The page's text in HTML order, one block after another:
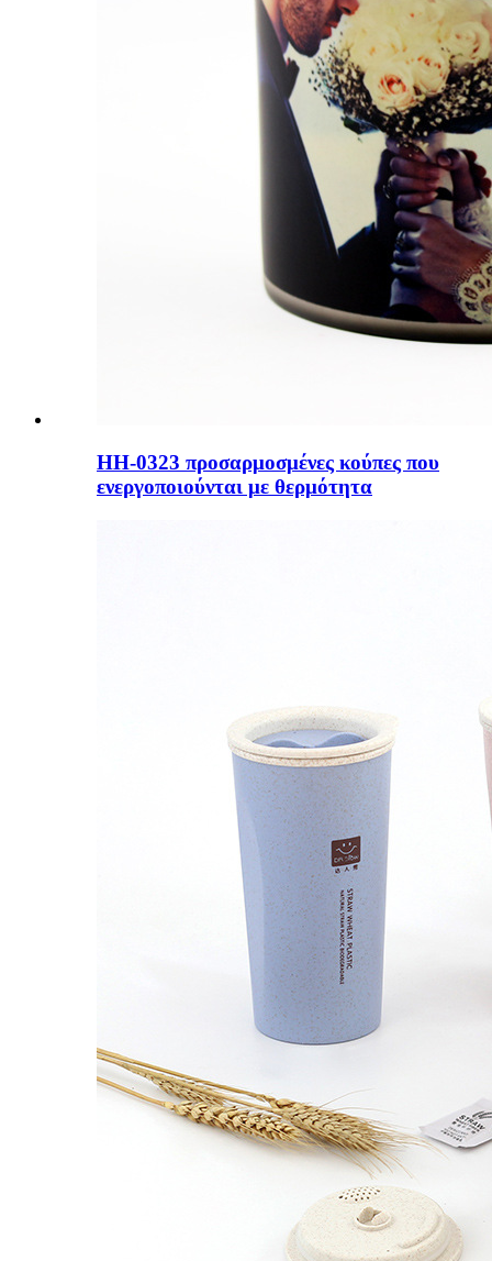
HH-0323 προσαρμοσμένες κούπες που
ενεργοποιούνται με θερμότητα